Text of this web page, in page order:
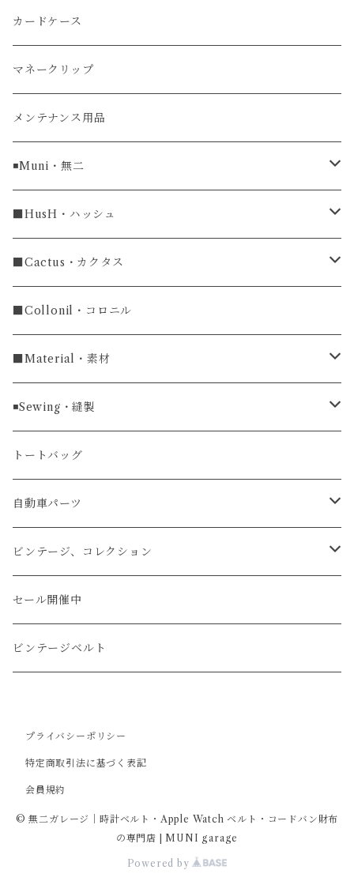
リザード
ガルーシャ（エイ）
牛革
ラグ幅16mm
ラグ幅18mm
ラグ幅19mm
ラグ幅20mm
ラグ幅22mm
ラグ幅24mm
カードケース
マネークリップ
メンテナンス用品
◾️Muni・無二
長財布
長財布
ラウンドファスナー長財布
名刺入れ
小銭入れ
キーケース
時計ベルト
マネークリップ
腕時計
■HusH・ハッシュ
ラウンドファスナー
カードケース
マウスパッド
コインケース
キーホルダー
キーケース
■Cactus・カクタス
コインケース
キーホルダー
ライターケース
レザーウォッチ
文字盤Mサイズ（φ33mm）
文字盤Sサイズ（φ26mm）
レザーウォレット
ロング
ショート
タバコケース
カードケース
ウォレットロープ
■Collonil・コロニル
■Material・素材
クロコダイル
パイソン
リザード
エレファント
ガルーシャ（エイ）
アリゲーター
コードバン
牛革
◾️Sewing・縫製
ハンドステッチ（手縫い）仕立て
ミシンステッチ仕立て
トートバッグ
自動車パーツ
ステアリング
シフトノブ
ビンテージ、コレクション
ウッドキーホルダー
ZIPPO/ジッポー・ライター
セール開催中
ビンテージベルト
プライバシーポリシー
特定商取引法に基づく表記
会員規約
© 無二ガレージ｜時計ベルト・Apple Watch ベルト・コードバン財布
の専門店 | MUNI garage
Powered by